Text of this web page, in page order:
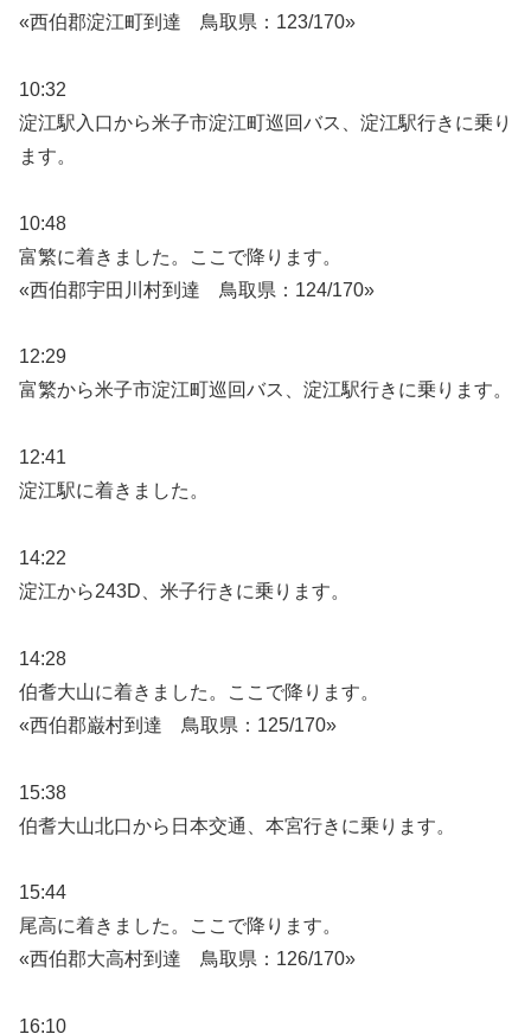
«西伯郡淀江町到達 鳥取県：123/170»
10:32
淀江駅入口から米子市淀江町巡回バス、淀江駅行きに乗り
ます。
10:48
富繁に着きました。ここで降ります。
«西伯郡宇田川村到達 鳥取県：124/170»
12:29
富繁から米子市淀江町巡回バス、淀江駅行きに乗ります。
12:41
淀江駅に着きました。
14:22
淀江から243D、米子行きに乗ります。
14:28
伯耆大山に着きました。ここで降ります。
«西伯郡巌村到達 鳥取県：125/170»
15:38
伯耆大山北口から日本交通、本宮行きに乗ります。
15:44
尾高に着きました。ここで降ります。
«西伯郡大高村到達 鳥取県：126/170»
16:10